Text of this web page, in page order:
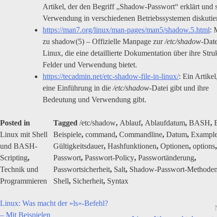
Artikel, der den Begriff „Shadow-Passwort“ erklärt und
Verwendung in verschiedenen Betriebssystemen
https://man7.org/linux/man-pages/man5/shadow.5.html:
zu shadow(5) – Offizielle Manpage zur/etc/shadow-
Linux, die eine detaillierte Dokumentation über ihre
Felder und Verwendung bietet.
https://tecadmin.net/etc-shadow-file-in-linux/: Ein
eine Einführung in die /etc/shadow-Datei gibt und ihre
Bedeutung und Verwendung gibt.
Posted in
Linux mit Shell
und BASH-
Scripting,
Technik und
Programmieren
Tagged /etc/shadow, Ablauf, Ablaufdatum, BASH,
Beispiele, command, Commandline, Datum,
Gültigkeitsdauer, Hashfunktionen, Optionen, options,
Passwort, Passwort-Policy, Passwortänderung,
Passwortsicherheit, Salt, Shadow-Passwort-
Shell, Sicherheit, Syntax
Beitragsnavigation
Linux: Was macht der »ls«-Befehl?
– Mit Beispielen